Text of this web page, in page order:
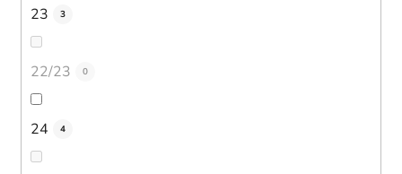
23 3
22/23 0
24 4